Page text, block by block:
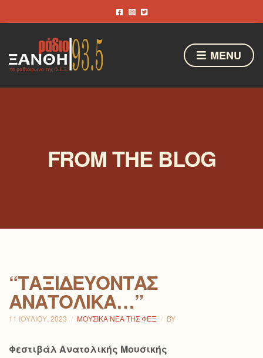
MENU
FROM THE BLOG
“ΤΑΞΙΔΕΎΟΝΤΑΣ
ΑΝΑΤΟΛΙΚΆ…”
11 ΙΟΥΛΊΟΥ, 2023 ΜΟΥΣΙΚΆ ΝΈΑ ΤΗΣ ΦΕΞ BY
Φεστιβάλ Ανατολικής Μουσικής